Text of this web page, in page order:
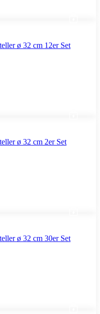
ø 32 cm 12er Set
ø 32 cm 2er Set
ø 32 cm 30er Set